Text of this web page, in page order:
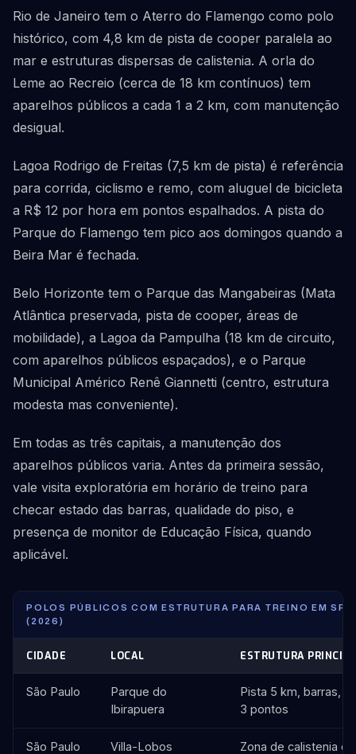
Rio de Janeiro tem o Aterro do Flamengo como polo
histórico, com 4,8 km de pista de cooper paralela ao
mar e estruturas dispersas de calistenia. A orla do
Leme ao Recreio (cerca de 18 km contínuos) tem
aparelhos públicos a cada 1 a 2 km, com manutenção
desigual.
Lagoa Rodrigo de Freitas (7,5 km de pista) é referência
para corrida, ciclismo e remo, com aluguel de bicicleta
a R$ 12 por hora em pontos espalhados. A pista do
Parque do Flamengo tem pico aos domingos quando a
Beira Mar é fechada.
Belo Horizonte tem o Parque das Mangabeiras (Mata
Atlântica preservada, pista de cooper, áreas de
mobilidade), a Lagoa da Pampulha (18 km de circuito,
com aparelhos públicos espaçados), e o Parque
Municipal Américo Renê Giannetti (centro, estrutura
modesta mas conveniente).
Em todas as três capitais, a manutenção dos
aparelhos públicos varia. Antes da primeira sessão,
vale visita exploratória em horário de treino para
checar estado das barras, qualidade do piso, e
presença de monitor de Educação Física, quando
aplicável.
POLOS PÚBLICOS COM ESTRUTURA PARA TREINO EM SP,
(2026)
CIDADE LOCAL ESTRUTURA
São Paulo
Parque do
Ibirapuera
Pista 5 km, barras,
3 pontos
São Paulo Villa-Lobos Zona de calistenia